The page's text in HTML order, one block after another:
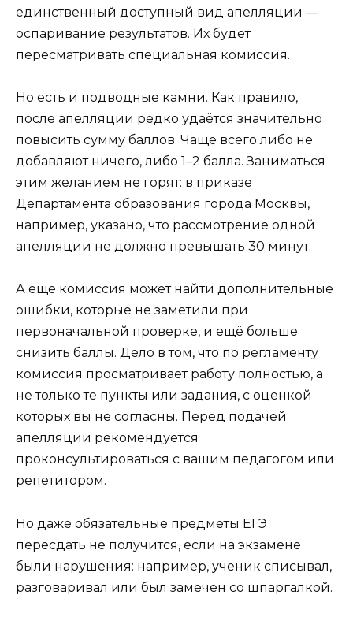
единственный доступный вид апелляции —
оспаривание результатов. Их будет
пересматривать специальная комиссия.
Но есть и подводные камни. Как правило,
после апелляции редко удаётся значительно
повысить сумму баллов. Чаще всего либо не
добавляют ничего, либо 1–2 балла. Заниматься
этим желанием не горят: в приказе
Департамента образования города Москвы,
например, указано, что рассмотрение одной
апелляции не должно превышать 30 минут.
А ещё комиссия может найти дополнительные
ошибки, которые не заметили при
первоначальной проверке, и ещё больше
снизить баллы. Дело в том, что по регламенту
комиссия просматривает работу полностью, а
не только те пункты или задания, с оценкой
которых вы не согласны. Перед подачей
апелляции рекомендуется
проконсультироваться с вашим педагогом или
репетитором.
Но даже обязательные предметы ЕГЭ
пересдать не получится, если на экзамене
были нарушения: например, ученик списывал,
разговаривал или был замечен со шпаргалкой.